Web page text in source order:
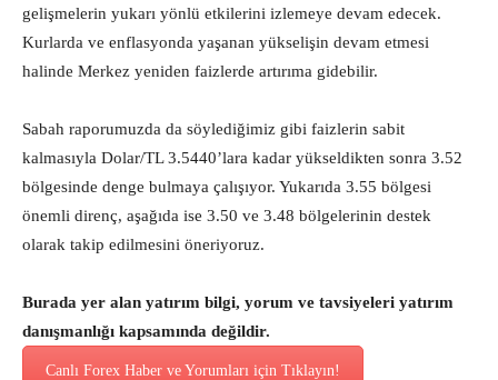
gelişmelerin yukarı yönlü etkilerini izlemeye devam edecek.
Kurlarda ve enflasyonda yaşanan yükselişin devam etmesi
halinde Merkez yeniden faizlerde artırıma gidebilir.
Sabah raporumuzda da söylediğimiz gibi faizlerin sabit
kalmasıyla Dolar/TL 3.5440’lara kadar yükseldikten sonra 3.52
bölgesinde denge bulmaya çalışıyor. Yukarıda 3.55 bölgesi
önemli direnç, aşağıda ise 3.50 ve 3.48 bölgelerinin destek
olarak takip edilmesini öneriyoruz.
Burada yer alan yatırım bilgi, yorum ve tavsiyeleri yatırım
danışmanlığı kapsamında değildir.
Canlı Forex Haber ve Yorumları için Tıklayın!